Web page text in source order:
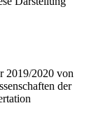
2019/2020 von
der